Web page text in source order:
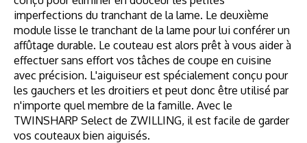
imperfections du tranchant de la lame. Le deuxième
module lisse le tranchant de la lame pour lui conférer un
affûtage durable. Le couteau est alors prêt à vous aider à
effectuer sans effort vos tâches de coupe en cuisine
avec précision. L'aiguiseur est spécialement conçu pour
les gauchers et les droitiers et peut donc être utilisé par
n'importe quel membre de la famille. Avec le
TWINSHARP Select de ZWILLING, il est facile de garder
vos couteaux bien aiguisés.